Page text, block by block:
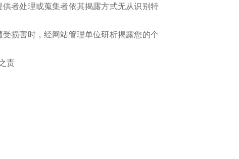
者处理或蒐集者依其揭露方式无从识别特
损害时，经网站管理单位研析揭露您的个
责